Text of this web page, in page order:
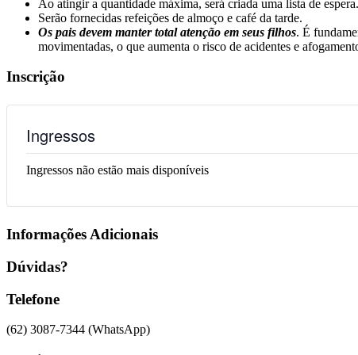
Ao atingir a quantidade máxima, será criada uma lista de espera.
Serão fornecidas refeições de almoço e café da tarde.
Os pais devem manter total atenção em seus filhos. É
movimentadas, o que aumenta o risco de acidentes e
Inscrição
Ingressos
Ingressos não estão mais disponíveis
Informações Adicionais
Dúvidas?
Telefone
(62) 3087-7344 (WhatsApp)